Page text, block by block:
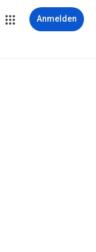
Anmelden